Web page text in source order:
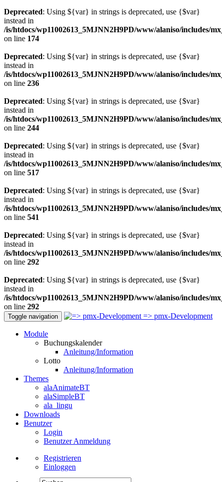
Deprecated: Using ${var} in strings is deprecated, use {$var}
instead in
/is/htdocs/wp11002613_5MJNN2H9PD/www/alaniso/includes/
on line 174
Deprecated: Using ${var} in strings is deprecated, use {$var}
instead in
/is/htdocs/wp11002613_5MJNN2H9PD/www/alaniso/includes/
on line 236
Deprecated: Using ${var} in strings is deprecated, use {$var}
instead in
/is/htdocs/wp11002613_5MJNN2H9PD/www/alaniso/includes/
on line 244
Deprecated: Using ${var} in strings is deprecated, use {$var}
instead in
/is/htdocs/wp11002613_5MJNN2H9PD/www/alaniso/includes/
on line 517
Deprecated: Using ${var} in strings is deprecated, use {$var}
instead in
/is/htdocs/wp11002613_5MJNN2H9PD/www/alaniso/includes/
on line 541
Deprecated: Using ${var} in strings is deprecated, use {$var}
instead in
/is/htdocs/wp11002613_5MJNN2H9PD/www/alaniso/includes/
on line 292
Deprecated: Using ${var} in strings is deprecated, use {$var}
instead in
/is/htdocs/wp11002613_5MJNN2H9PD/www/alaniso/includes/
on line 292
Toggle navigation => pmx-Development
Module
Buchungskalender
Anleitung/Information
Lotto
Anleitung/Information
Themes
alaAnimateBT
alaSimpleBT
ala_lingu
Downloads
Benutzer
Login
Benutzer Anmeldung
Registrieren
Einloggen